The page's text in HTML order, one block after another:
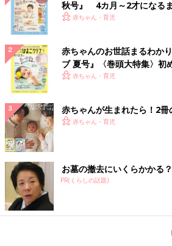
出典：Instagramアカウント「_ymkn111_」
_ymkn111_さんはZARAキッズのデニムと
ネート。ベージュのアウターを合わせた
ラーとピッタリ合っていますよね。柔ら
す♪
デニムパンツとフリル付きトップ
秋号』 4カ月～2才になる
いっぱい！
赤ちゃん・育児
赤ちゃんのお世話まるわか
ブ 夏号』〈巻頭大特集〉初
く！ おっぱい・ミルクの基
赤ちゃん・育児
赤ちゃんが生まれたら！2冊
赤ちゃん・育児
お墓の撤去にいくらかかる
PR(くらしの話題)